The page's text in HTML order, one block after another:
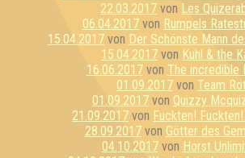
22.03.2017 von Les
06.04.2017 von Rumpels
15.04.2017 von Der Schönste Mann
15.04.2017 von Kuhl & the
16.06.2017von The incredible
01.09.2017von Team Rot
01.09.2017 von Quizzy
21.09.2017 von Fuckten!
28.09.2017von Götter des
04.10.2017von Horst